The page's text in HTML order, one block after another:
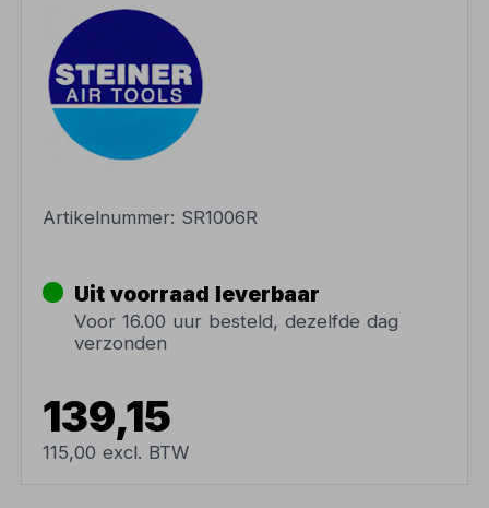
Artikelnummer: SR1006R
Uit voorraad leverbaar
Voor 16.00 uur besteld, dezelfde dag
verzonden
139,15
115,00 excl. BTW